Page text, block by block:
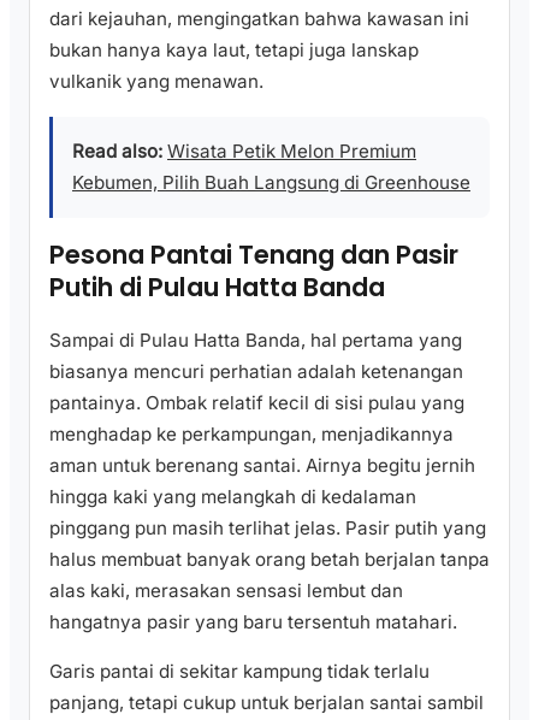
dari kejauhan, mengingatkan bahwa kawasan ini
bukan hanya kaya laut, tetapi juga lanskap
vulkanik yang menawan.
Read also: Wisata Petik Melon Premium
Kebumen, Pilih Buah Langsung di Greenhouse
Pesona Pantai Tenang dan Pasir
Putih di Pulau Hatta Banda
Sampai di Pulau Hatta Banda, hal pertama yang
biasanya mencuri perhatian adalah ketenangan
pantainya. Ombak relatif kecil di sisi pulau yang
menghadap ke perkampungan, menjadikannya
aman untuk berenang santai. Airnya begitu jernih
hingga kaki yang melangkah di kedalaman
pinggang pun masih terlihat jelas. Pasir putih yang
halus membuat banyak orang betah berjalan tanpa
alas kaki, merasakan sensasi lembut dan
hangatnya pasir yang baru tersentuh matahari.
Garis pantai di sekitar kampung tidak terlalu
panjang, tetapi cukup untuk berjalan santai sambil